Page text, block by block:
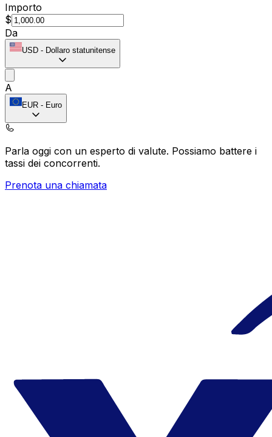
Importo
$
Da
USD - Dollaro statunitense
A
EUR - Euro
Parla oggi con un esperto di valute. Possiamo battere i
tassi dei concorrenti.
Prenota una chiamata